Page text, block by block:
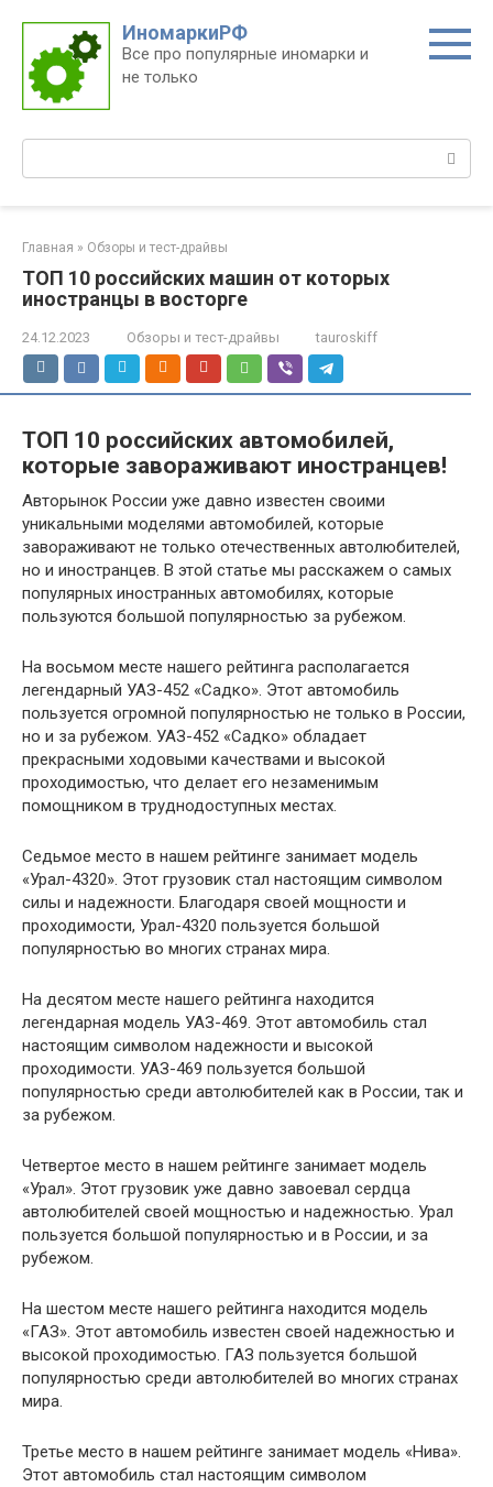
контенту
ИномаркиРФ
Все про популярные иномарки и
не только
Поиск:
Главная » Обзоры и тест-драйвы
ТОП 10 российских машин от которых
иностранцы в восторге
24.12.2023 Обзоры и тест-драйвы tauroskiff
ТОП 10 российских автомобилей,
которые завораживают иностранцев!
Авторынок России уже давно известен своими
уникальными моделями автомобилей, которые
завораживают не только отечественных автолюбителей,
но и иностранцев. В этой статье мы расскажем о самых
популярных иностранных автомобилях, которые
пользуются большой популярностью за рубежом.
На восьмом месте нашего рейтинга располагается
легендарный УАЗ-452 «Садко». Этот автомобиль
пользуется огромной популярностью не только в России,
но и за рубежом. УАЗ-452 «Садко» обладает
прекрасными ходовыми качествами и высокой
проходимостью, что делает его незаменимым
помощником в труднодоступных местах.
Седьмое место в нашем рейтинге занимает модель
«Урал-4320». Этот грузовик стал настоящим символом
силы и надежности. Благодаря своей мощности и
проходимости, Урал-4320 пользуется большой
популярностью во многих странах мира.
На десятом месте нашего рейтинга находится
легендарная модель УАЗ-469. Этот автомобиль стал
настоящим символом надежности и высокой
проходимости. УАЗ-469 пользуется большой
популярностью среди автолюбителей как в России, так и
за рубежом.
Четвертое место в нашем рейтинге занимает модель
«Урал». Этот грузовик уже давно завоевал сердца
автолюбителей своей мощностью и надежностью. Урал
пользуется большой популярностью и в России, и за
рубежом.
На шестом месте нашего рейтинга находится модель
«ГАЗ». Этот автомобиль известен своей надежностью и
высокой проходимостью. ГАЗ пользуется большой
популярностью среди автолюбителей во многих странах
мира.
Третье место в нашем рейтинге занимает модель «Нива».
Этот автомобиль стал настоящим символом